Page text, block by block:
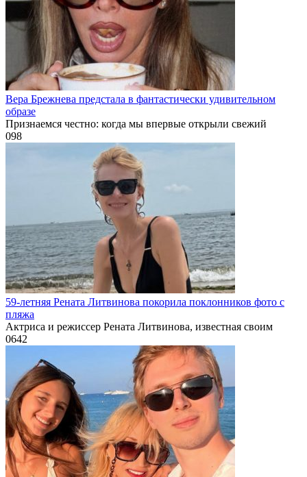
Вера Брежнева предстала в фантастически удивительном
образе
Признаемся честно: когда мы впервые открыли свежий
098
59-летняя Рената Литвинова покорила поклонников фото с
пляжа
Актриса и режиссер Рената Литвинова, известная своим
0642